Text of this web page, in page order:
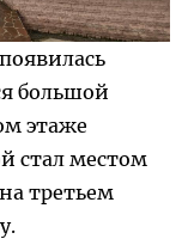
большой
этаже
стал местом
третьем